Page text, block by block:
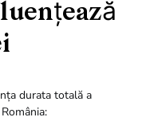
durata totală a